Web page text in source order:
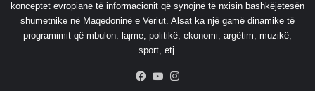
konceptet evropiane të informacionit që synojnë të nxisin bashkëjetesën
shumetnike në Maqedoninë e Veriut. Alsat ka një gamë dinamike të
programimit që mbulon: lajme, politikë, ekonomi, argëtim, muzikë,
sport, etj.
Facebook
YouTube